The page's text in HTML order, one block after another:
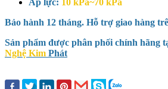
Bảo hành 12 tháng. Hỗ trợ giao hàng
Sản phẩm được phân phối chính hãng
Nghệ Kim Phát